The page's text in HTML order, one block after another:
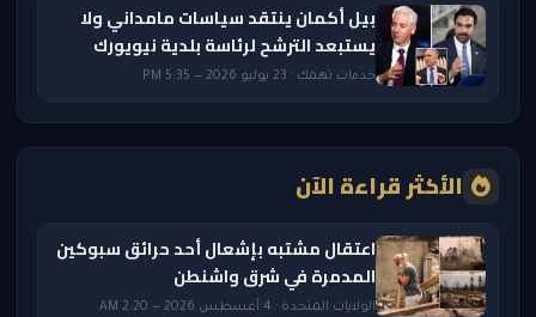
بيل أكمان ينتقد سياسات مامداني ولا
يستبعد الترشح لرئاسة بلدية نيويورك
خدمات تهمك · 23 يوليو 2026 — 5:35 PM
الأكثر قراءة الآن
اعتقال مشتبه بإشعال أحد حرائق سبوكين
المدمرة في شرق واشنطن
الولايات المتحدة · 4 أغسطس 2026 — 2:20 AM